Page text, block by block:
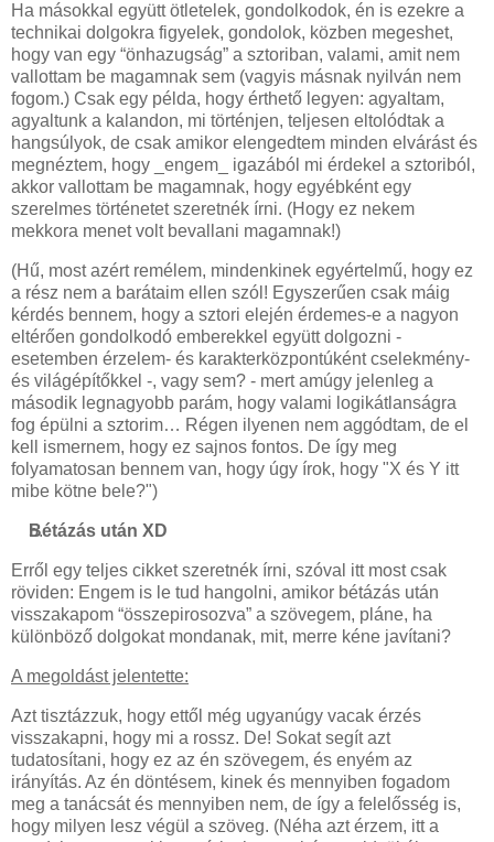
Ha másokkal együtt ötletelek, gondolkodok, én is ezekre a
technikai dolgokra figyelek, gondolok, közben megeshet,
hogy van egy “önhazugság” a sztoriban, valami, amit nem
vallottam be magamnak sem (vagyis másnak nyilván nem
fogom.) Csak egy példa, hogy érthető legyen: agyaltam,
agyaltunk a kalandon, mi történjen, teljesen eltolódtak a
hangsúlyok, de csak amikor elengedtem minden elvárást és
megnéztem, hogy _engem_ igazából mi érdekel a sztoriból,
akkor vallottam be magamnak, hogy egyébként egy
szerelmes történetet szeretnék írni. (Hogy ez nekem
mekkora menet volt bevallani magamnak!)
(Hű, most azért remélem, mindenkinek egyértelmű, hogy ez
a rész nem a barátaim ellen szól! Egyszerűen csak máig
kérdés bennem, hogy a sztori elején érdemes-e a nagyon
eltérően gondolkodó emberekkel együtt dolgozni -
esetemben érzelem- és karakterközpontúként cselekmény-
és világépítőkkel -, vagy sem? - mert amúgy jelenleg a
második legnagyobb parám, hogy valami logikátlanságra
fog épülni a sztorim… Régen ilyenen nem aggódtam, de el
kell ismernem, hogy ez sajnos fontos. De így meg
folyamatosan bennem van, hogy úgy írok, hogy "X és Y itt
mibe kötne bele?")
Bétázás után XD
Erről egy teljes cikket szeretnék írni, szóval itt most csak
röviden: Engem is le tud hangolni, amikor bétázás után
visszakapom “összepirosozva” a szövegem, pláne, ha
különböző dolgokat mondanak, mit, merre kéne javítani?
A megoldást jelentette:
Azt tisztázzuk, hogy ettől még ugyanúgy vacak érzés
visszakapni, hogy mi a rossz. De! Sokat segít azt
tudatosítani, hogy ez az én szövegem, és enyém az
irányítás. Az én döntésem, kinek és mennyiben fogadom
meg a tanácsát és mennyiben nem, de így a felelősség is,
hogy milyen lesz végül a szöveg. (Néha azt érzem, itt a